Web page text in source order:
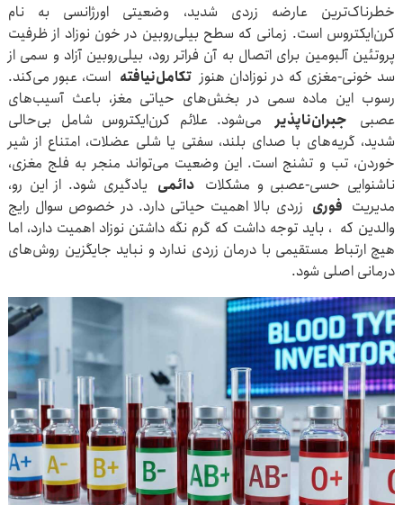
خطرناک‌ترین عارضه زردی شدید، وضعیتی اورژانسی به نام
کرن‌ایکتروس است. زمانی که سطح بیلی‌روبین در خون نوزاد از ظرفیت
پروتئین آلبومین برای اتصال به آن فراتر رود، بیلی‌روبین آزاد و سمی از
سد خونی-مغزی که در نوزادان هنوزتکامل‌نیافته است، عبور می‌کند.
رسوب این ماده سمی در بخش‌های حیاتی مغز، باعث آسیب‌های
عصبی جبران‌ناپذیرمی‌شود. علائم کرن‌ایکتروس شامل بی‌حالی
شدید، گریه‌های با صدای بلند، سفتی یا شلی عضلات، امتناع از شیر
خوردن، تب و تشنج است. این وضعیت می‌تواند منجر به فلج مغزی،
ناشنوایی حسی-عصبی و مشکلات دائمی یادگیری شود. از این رو،
مدیریت فوری زردی بالا اهمیت حیاتی دارد. در خصوص سوال رایج
والدین که ، باید توجه داشت که گرم نگه داشتن نوزاد اهمیت دارد، اما
هیچ ارتباط مستقیمی با درمان زردی ندارد و نباید جایگزین روش‌های
درمانی اصلی شود.